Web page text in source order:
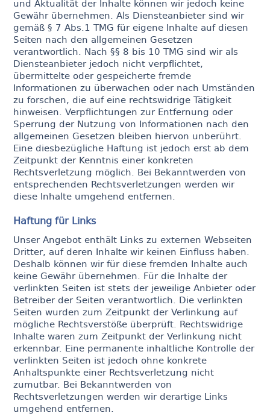
und Aktualität der Inhalte können wir jedoch keine
Gewähr übernehmen. Als Diensteanbieter sind wir
gemäß § 7 Abs.1 TMG für eigene Inhalte auf diesen
Seiten nach den allgemeinen Gesetzen
verantwortlich. Nach §§ 8 bis 10 TMG sind wir als
Diensteanbieter jedoch nicht verpflichtet,
übermittelte oder gespeicherte fremde
Informationen zu überwachen oder nach Umständen
zu forschen, die auf eine rechtswidrige Tätigkeit
hinweisen. Verpflichtungen zur Entfernung oder
Sperrung der Nutzung von Informationen nach den
allgemeinen Gesetzen bleiben hiervon unberührt.
Eine diesbezügliche Haftung ist jedoch erst ab dem
Zeitpunkt der Kenntnis einer konkreten
Rechtsverletzung möglich. Bei Bekanntwerden von
entsprechenden Rechtsverletzungen werden wir
diese Inhalte umgehend entfernen.
Haftung für Links
Unser Angebot enthält Links zu externen Webseiten
Dritter, auf deren Inhalte wir keinen Einfluss haben.
Deshalb können wir für diese fremden Inhalte auch
keine Gewähr übernehmen. Für die Inhalte der
verlinkten Seiten ist stets der jeweilige Anbieter oder
Betreiber der Seiten verantwortlich. Die verlinkten
Seiten wurden zum Zeitpunkt der Verlinkung auf
mögliche Rechtsverstöße überprüft. Rechtswidrige
Inhalte waren zum Zeitpunkt der Verlinkung nicht
erkennbar. Eine permanente inhaltliche Kontrolle der
verlinkten Seiten ist jedoch ohne konkrete
Anhaltspunkte einer Rechtsverletzung nicht
zumutbar. Bei Bekanntwerden von
Rechtsverletzungen werden wir derartige Links
umgehend entfernen.